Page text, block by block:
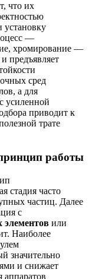
что их
установку
—
хромирование —
предъявляет
сред
а для
усиленной
приводит к
трате
работы
стадия часто
частиц. Далее
с
или
Наиболее
значительно
и снижает
аппаратов